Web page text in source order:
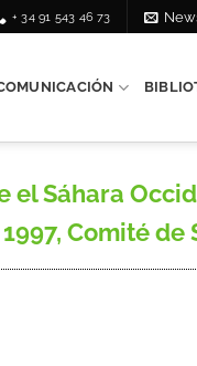
+ 34 91 543 46 73
el Sáhara
Comité